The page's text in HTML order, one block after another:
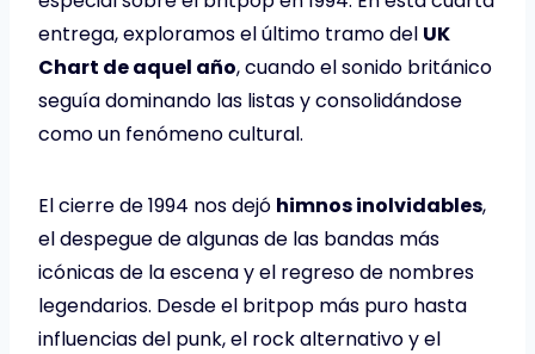
entrega, exploramos el último tramo del UK
Chart de aquel año, cuando el sonido británico
seguía dominando las listas y consolidándose
como un fenómeno cultural.
El cierre de 1994 nos dejó himnos inolvidables,
el despegue de algunas de las bandas más
icónicas de la escena y el regreso de nombres
legendarios. Desde el britpop más puro hasta
influencias del punk, el rock alternativo y el